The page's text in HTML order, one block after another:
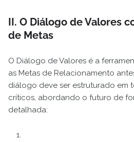
II. O Diálogo de Valores
de Metas
O Diálogo de Valores é a
as Metas de Relacionamento
diálogo deve ser estruturado em
críticos, abordando o futuro de
detalhada: